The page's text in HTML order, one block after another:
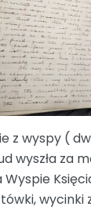
z wyspy (
wyszła za
wycinki